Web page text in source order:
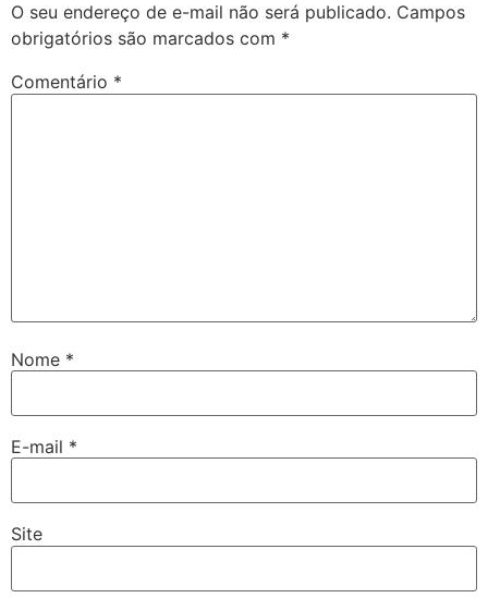
O seu endereço de e-mail não será publicado. Campos
obrigatórios são marcados com *
Comentário *
Nome *
E-mail *
Site